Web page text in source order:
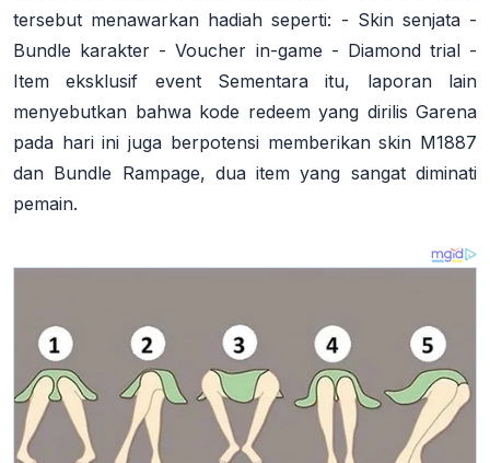
tersebut menawarkan hadiah seperti: - Skin senjata -
Bundle karakter - Voucher in-game - Diamond trial -
Item eksklusif event Sementara itu, laporan lain
menyebutkan bahwa kode redeem yang dirilis Garena
pada hari ini juga berpotensi memberikan skin M1887
dan Bundle Rampage, dua item yang sangat diminati
pemain.